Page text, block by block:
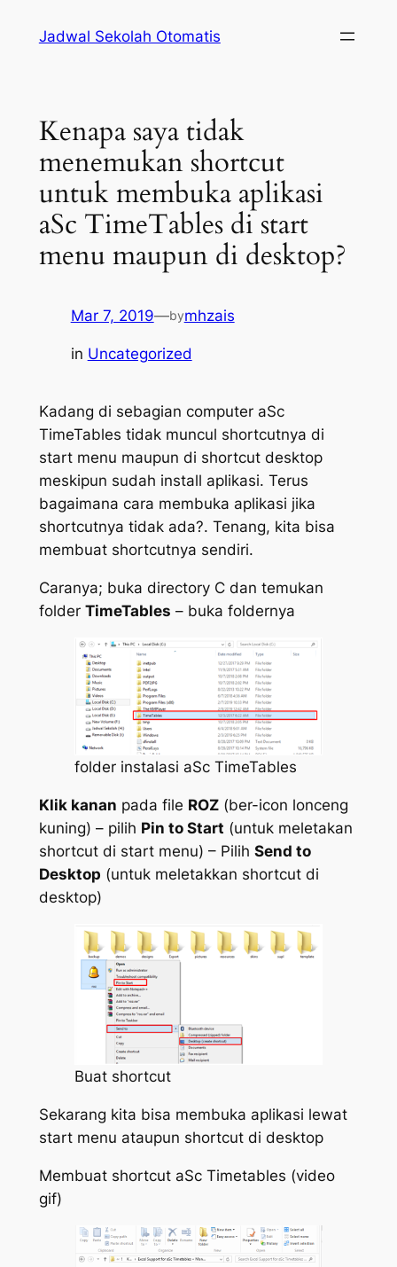
Jadwal Sekolah Otomatis
Kenapa saya tidak
menemukan shortcut
untuk membuka aplikasi
aSc TimeTables di start
menu maupun di desktop?
Mar 7, 2019—bymhzais
in Uncategorized
Kadang di sebagian computer aSc
TimeTables tidak muncul shortcutnya di
start menu maupun di shortcut desktop
meskipun sudah install aplikasi. Terus
bagaimana cara membuka aplikasi jika
shortcutnya tidak ada?. Tenang, kita bisa
membuat shortcutnya sendiri.
Caranya; buka directory C dan temukan
folder TimeTables – buka foldernya
folder instalasi aSc TimeTables
Klik kanan pada file ROZ(ber-icon lonceng
kuning) – pilih Pin to Start (untuk meletakan
shortcut di start menu) – Pilih Send to
Desktop (untuk meletakkan shortcut di
desktop)
Buat shortcut
Sekarang kita bisa membuka aplikasi lewat
start menu ataupun shortcut di desktop
Membuat shortcut aSc Timetables (video
gif)